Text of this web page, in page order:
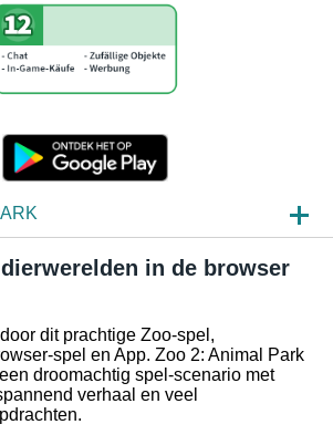
in de browser
dit prachtige Zoo-spel,
spel en App. Zoo 2: Animal Park
droomachtig spel-scenario met
verhaal en veel